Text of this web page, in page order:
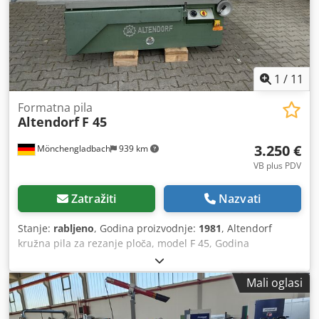
1 / 11
Mönchengladbach 939 km
Formatna pila
Altendorf F 45
3.250 €
VB plus PDV
Zatražiti Nazvati
Stanje: rabljeno, Godina proizvodnje: 1981, Altendorf
kružna pila za rezanje ploča, model F 45, Godina
proizvodnje: 1981. Broj stroja: 81-5-37 Motor: 5,5 kW / 400
V Agregat za predrezivanje: 0,75 kW Duljina reza: 2800 mm
Širina reza: 1000 mm Dodpfx Adjzm S S Nj Sock
Podizanje/spuštanje i naginjanje do 45° pomoću ručnog
Mali oglasi